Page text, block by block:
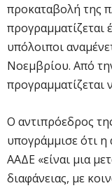
προκαταβολή της
υπόλοιποι
Νοεμβρίου. Από
προγραμματίζεται
Ο αντιπρόεδρος
υπογράμμισε ότι
ΑΑΔΕ «είναι μια
διαφάνειας, με